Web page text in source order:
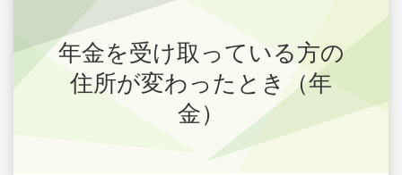
年金を受け取っている方の
住所が変わったとき（年
金）